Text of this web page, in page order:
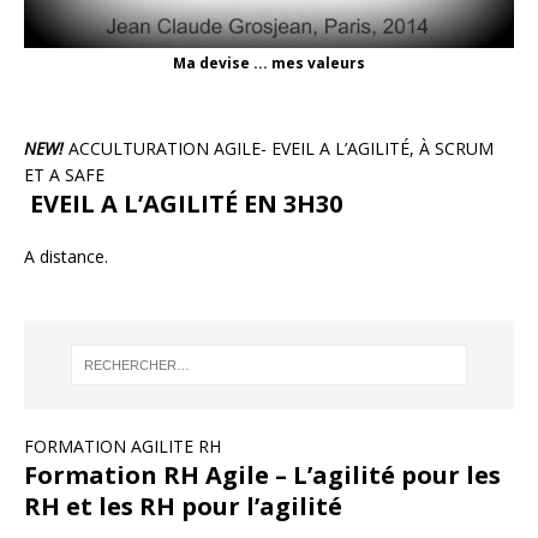
Ma devise ... mes valeurs
NEW!ACCULTURATION AGILE- EVEIL A L’AGILITÉ, À SCRUM
ET A SAFE
EVEIL A L’AGILITÉ EN 3H30
A distance.
FORMATION AGILITE RH
Formation RH Agile – L’agilité pour les
RH et les RH pour l’agilité